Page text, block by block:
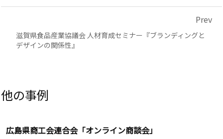
滋賀県食品産業協議会 人材育成セミナー『ブランディングと
デザインの関係性』
Prev
広島県商工会連合会「オンライン商談会」